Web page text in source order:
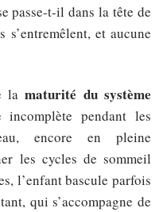
passe-t-il dans la tête de
et aucune
lamaturité du système
incomplète pendant les
encore en pleine
les cycles de sommeil
l’enfant bascule parfois
qui s’accompagne de